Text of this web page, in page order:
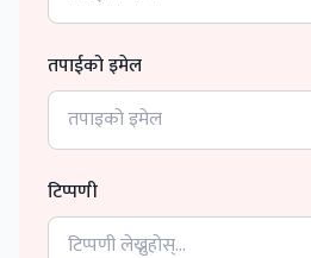
तपाईको इमेल
टिप्पणी